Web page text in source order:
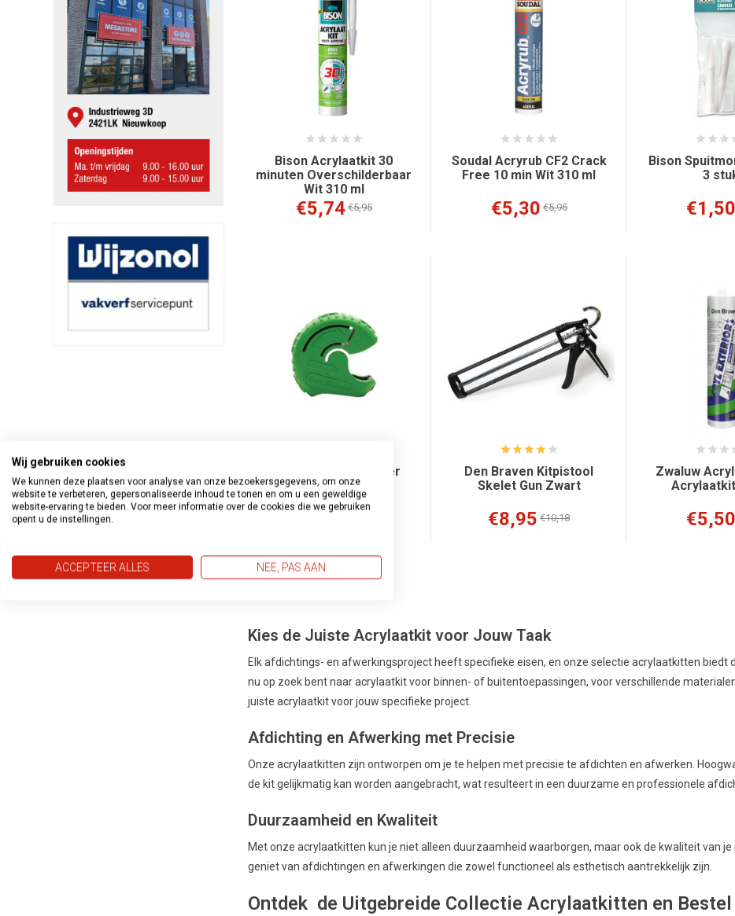
Bison Acrylaatkit 30
minuten Overschilderbaar
Wit 310 ml
€5,74 €5,95
Soudal Acryrub CF2 Crack
Free 10 min Wit 310 ml
€5,30 €5,95
Bison
3
€1,50
Zwaluw Koker-Opener
€5,22
Den Braven Kitpistool
Skelet Gun Zwart
€8,95 €10,18
Zwaluw
Acrylaatkit
€5,50
Kies de Juiste Acrylaatkit voor Jouw Taak
Elk afdichtings- en afwerkingsproject heeft specifieke eisen, en onze selectie acrylaatkitten biedt
nu op zoek bent naar acrylaatkit voor binnen- of buitentoepassingen, voor verschillende
juiste acrylaatkit voor jouw specifieke project.
Afdichting en Afwerking met Precisie
Onze acrylaatkitten zijn ontworpen om je te helpen met precisie te afdichten en afwerken.
de kit gelijkmatig kan worden aangebracht, wat resulteert in een duurzame en professionele
Duurzaamheid en Kwaliteit
Met onze acrylaatkitten kun je niet alleen duurzaamheid waarborgen, maar ook de kwaliteit van
geniet van afdichtingen en afwerkingen die zowel functioneel als esthetisch aantrekkelijk zijn.
Ontdek de Uitgebreide Collectie Acrylaatkitten en Bestel
Wij gebruiken cookies
We kunnen deze plaatsen voor analyse van onze bezoekersgegevens, om onze
website te verbeteren, gepersonaliseerde inhoud te tonen en om u een geweldige
website-ervaring te bieden. Voor meer informatie over de cookies die we gebruiken
opent u de instellingen.
ACCEPTEER ALLES NEE, PAS AAN